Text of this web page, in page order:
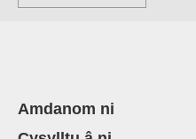
Amdanom ni